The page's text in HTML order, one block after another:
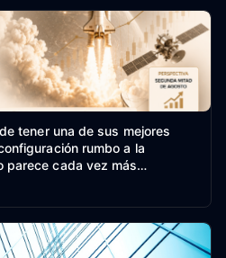
tener una de sus mejores
rumbo a la
parece cada vez más